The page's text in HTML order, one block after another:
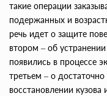
такие операции
подержанных и
речь идет о защите
втором – об
появились в процессе
третьем – о
восстановлении